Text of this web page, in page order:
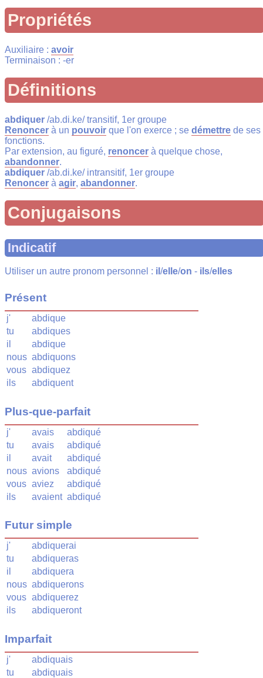
Propriétés
Auxiliaire : avoir
Terminaison : -er
Définitions
abdiquer /ab.di.ke/ transitif, 1er groupe
Renoncer à un pouvoir que l'on exerce ; se démettre de ses
fonctions.
Par extension, au figuré, renoncer à quelque chose,
abandonner.
abdiquer /ab.di.ke/ intransitif, 1er groupe
Renoncer à agir, abandonner.
Conjugaisons
Indicatif
Utiliser un autre pronom personnel : il /elle/on - ils/elles
Présent
j'
abdique
tu
abdiques
il
abdique
nous abdiquons
vous abdiquez
ils
abdiquent
Plus-que-parfait
j' avais
abdiqué
tu
avais
abdiqué
il
avait
abdiqué
nous avions
abdiqué
vous aviez
abdiqué
ils
avaient abdiqué
Futur simple
j'
abdiquerai
tu
abdiqueras
il
abdiquera
nous abdiquerons
vous abdiquerez
ils
abdiqueront
Imparfait
j'
abdiquais
tu
abdiquais